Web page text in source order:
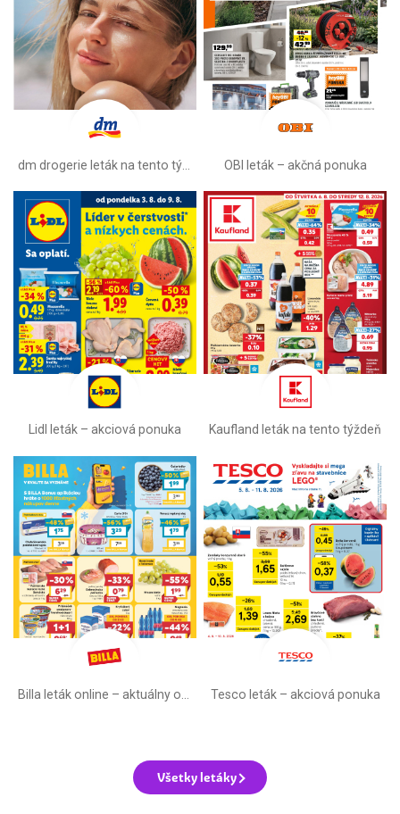
OBI leták –⁠ akčná ponuka
Lidl leták –⁠ akciová ponuka Kaufland leták na tento týždeň
Tesco leták – akciová ponuka
Všetky letáky